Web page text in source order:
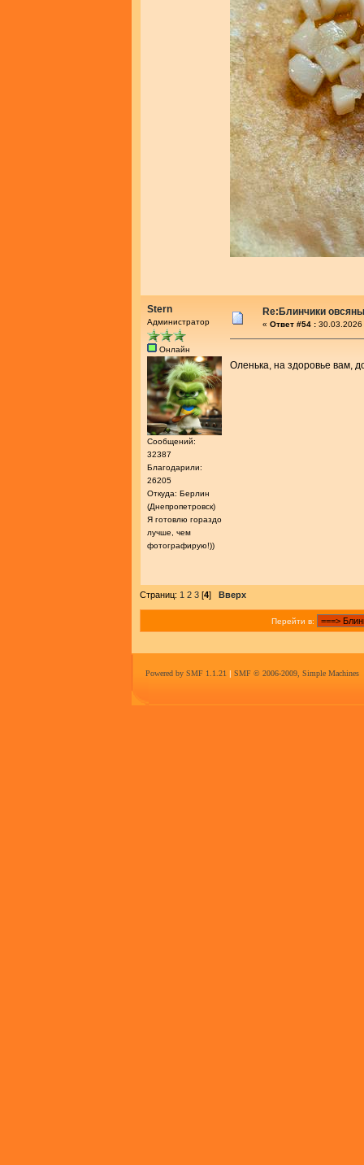
Stern
Администратор
Онлайн
Сообщений:
32387
Благодарили:
26205
Откуда: Берлин
(Днепропетровск)
Я готовлю гораздо
лучше, чем
фотографирую!))
Re:Блинчики
« Ответ #54 :
Оленька, на здоровье вам,
Страниц: 1 2 3 [4] Вверх
Перейти в:
Powered by SMF 1.1.21 | SMF © 2006-2009, Simple Machines